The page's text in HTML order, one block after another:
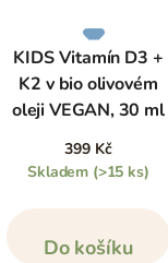
KIDS Vitamín D3 +
K2 v bio olivovém
oleji VEGAN, 30 ml
399 Kč
Skladem (>15 ks)
Do košíku